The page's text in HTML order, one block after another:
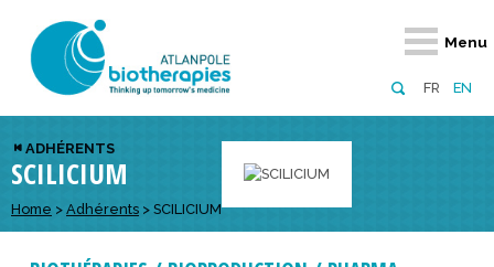
FR EN
Menu
Retour
À propos
Présentation du pôle
Domaines d’excellence
Retour
Equipe
Retour
Notre réseau
Membres du pôle
Partenaires
Réseau européen
Retour
Actus, événements, AAP
Actualités
Événements
Appels à projets
Retour
régionaux
Retour
Notre offre
Diversifiez votre réseau
Visez l’international
Développez vos projets d’innovation
Retour
Nous rejoindre
En tant qu’adhérent
En tant que partenaire
Retour
Emploi
Offres d’emploi
Candidatures
ADHÉRENTS
SCILICIUM
Home > Adhérents > SCILICIUM